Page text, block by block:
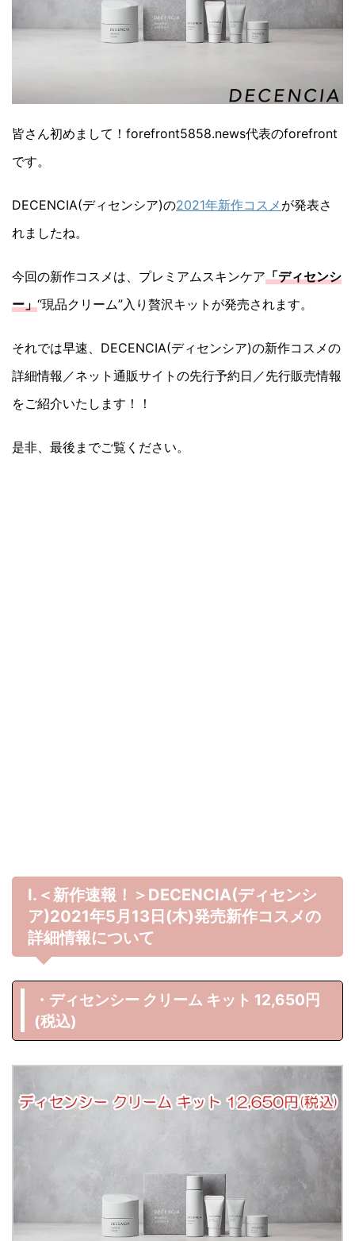
皆さん初めまして！forefront5858.news代表のforefront
です。
DECENCIA(ディセンシア)の2021年新作コスメ が発表さ
れましたね。
今回の新作コスメは、プレミアムスキンケア「ディセンシ
ー」“現品クリーム”入り贅沢キットが発売されます。
それでは早速、DECENCIA(ディセンシア)の新作コスメの
詳細情報／ネット通販サイトの先行予約日／先行販売情報
をご紹介いたします！！
是非、最後までご覧ください。
Ⅰ.＜新作速報！＞DECENCIA(ディセンシ
ア)2021年5月13日(木)発売新作コスメの
詳細情報について
・ディセンシー クリーム キット 12,650円
(税込)